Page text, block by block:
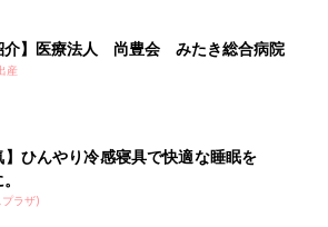
が必要と認めた通常の不妊治療であれば
担当医に相談を）
入院費（自己負担があった場合） など
の
リン代、駐車場代
り品の購入費
介】医療法人 尚豊会 みたき総合病院
産
】ひんやり冷感寝具で快適な睡眠を
ラザ)